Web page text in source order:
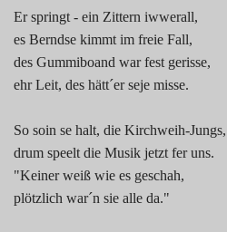
Er springt - ein Zittern iwwerall,
es Berndse kimmt im freie Fall,
des Gummiboand war fest gerisse,
ehr Leit, des hätt´er seje misse.
So soin se halt, die Kirchweih-Jungs,
drum speelt die Musik jetzt fer uns.
"Keiner weiß wie es geschah,
plötzlich war´n sie alle da."